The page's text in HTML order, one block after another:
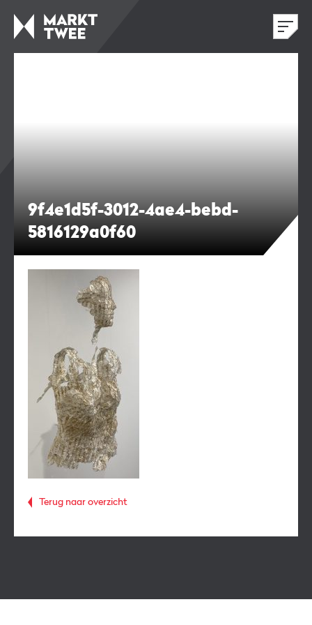
9f4e1d5f-3012-4ae4-bebd-
5816129a0f60
Terug naar overzicht